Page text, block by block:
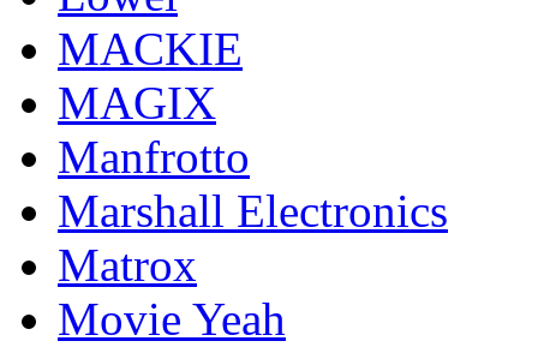
MACKIE
MAGIX
Manfrotto
Marshall Electronics
Matrox
Movie Yeah